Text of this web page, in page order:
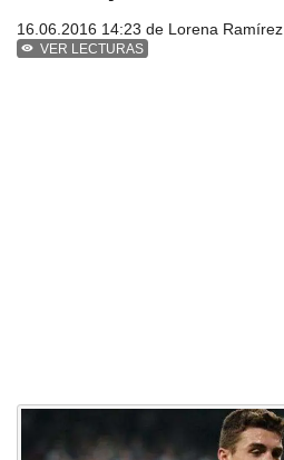
16.06.2016 14:23 de Lorena Ramírez
VER LECTURAS